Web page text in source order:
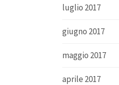
luglio 2017
giugno 2017
maggio 2017
aprile 2017